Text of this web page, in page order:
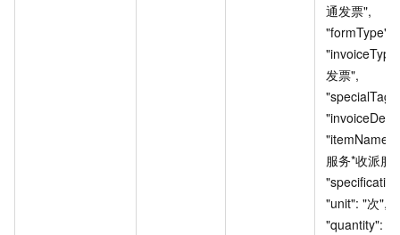
通发票",
"formType":
发票",
"itemName":
服务*收派服
"unit": "次",
"quantity":